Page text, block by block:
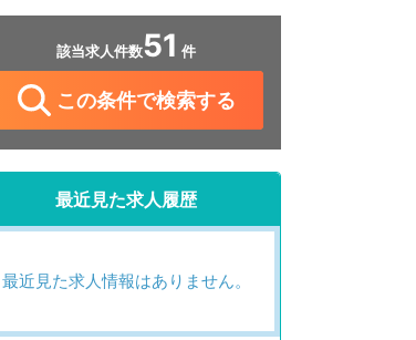
該当求人件数51 件
この条件で検索する
最近見た求人履歴
最近見た求人情報はありません。